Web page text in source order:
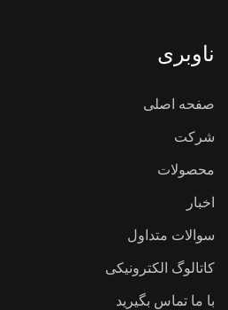
ناوبری
صفحه اصلی
شرکت
محصولات
اخبار
سوالات متداول
کاتالوگ الکترونیکی
با ما تماس بگیرید